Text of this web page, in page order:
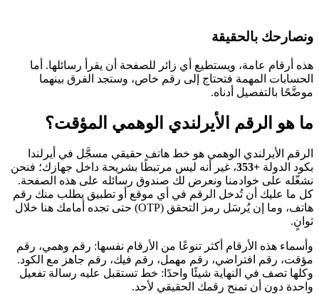
ونصارحك بالحقيقة
هذه أرقام عامة، ويستطيع أي زائر للصفحة أن يقرأ رسائلها. أما
الحسابات المهمة فتحتاج إلى رقم خاص، وستجد الفرق بينهما
موضَّحًا بالتفصيل أدناه.
ما هو الرقم الأيرلندي الوهمي المؤقت؟
الرقم الأيرلندي الوهمي هو خط هاتف حقيقي مسجَّل في أيرلندا
بكود الدولة +353
، غير أنه ليس مرتبطًا بشريحة داخل جهازك؛ فنحن
نشغّله على خوادمنا ونعرض لك صندوق رسائله على هذه الصفحة.
كل ما عليك أن تُدخل الرقم في أي موقع أو تطبيق يطلب منك رقم
هاتف، وما إن يُرسَل رمز التحقق (OTP) حتى تجده أمامك هنا خلال
ثوانٍ.
وأسماء هذه الأرقام أكثر تنوعًا من الأرقام نفسها: رقم وهمي، رقم
مؤقت، رقم افتراضي، رقم مهمل، رقم فيك، رقم جاهز مع الكود.
وكلها تصف في النهاية شيئًا واحدًا: خط تستقبل عليه رسالة تفعيل
واحدة دون أن تمنح رقمك الحقيقي لأحد.